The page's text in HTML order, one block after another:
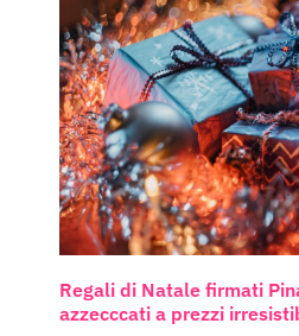
Regali di Natale firmati
azzecccati a prezzi